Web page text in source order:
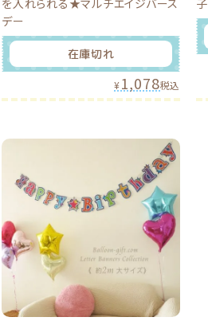
を入れられる★マルチエイジバース
デー
在庫切れ
¥1,078税込
子